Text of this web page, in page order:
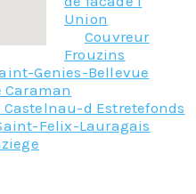
Union
Couvreur
Frouzins
Genies-Bellevue
Caraman
d Estretefonds
Felix-Lauragais